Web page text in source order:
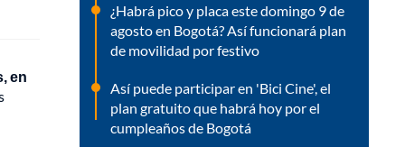
en
¿Habrá pico y placa este domingo 9 de
agosto en Bogotá? Así funcionará plan
de movilidad por festivo
Así puede participar en 'Bici Cine', el
plan gratuito que habrá hoy por el
cumpleaños de Bogotá